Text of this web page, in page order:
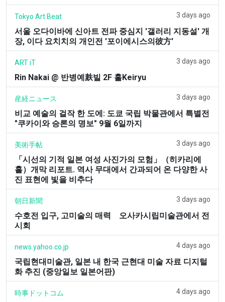
Tokyo Art Beat 3 days ago
서울 오다이바에 신아트 전파 중심지 '갤러리 지동설' 개
장, 이다 요치치의 개인전 '포이에시스의彼方'
ART iT 3 days ago
Rin Nakai @ 반병예麸빌 2F 홀Keiryu
産経ニュース 3 days ago
비교 예술의 걸작 한 도에: 도쿄 국립 박물관에서 특별전
"쿠카이와 승론의 명보" 9월 6일까지
美術手帖 3 days ago
「시선의 기적 일본 여성 사진가의 모험」（히카리에
홀）개막 리포트. 역사 무대에서 간과되어 온 다양한 사
진 표현에 빛을 비추다
朝日新聞 3 days ago
수호전 입구, 고미술의 매력 오사카시립미술관에서 전
시회
news.yahoo.co.jp 4 days ago
국립현대미술관, 일본 내 한국 근현대 미술 자료 디지털
화 추진 (중앙일보 일본어판)
時事ドットコム 4 days ago